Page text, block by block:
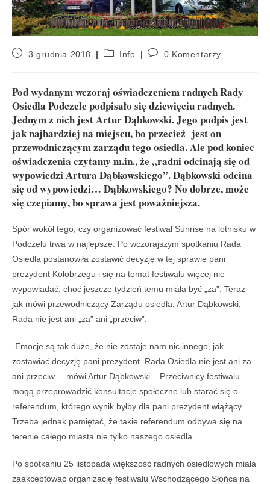
3 grudnia 2018 Info 0 Komentarzy
Pod wydanym wczoraj oświadczeniem radnych Rady
Osiedla Podczele podpisało się dziewięciu radnych.
Jednym z nich jest Artur Dąbkowski. Jego podpis jest
jak najbardziej na miejscu, bo przecież jest on
przewodniczącym zarządu tego osiedla. Ale pod koniec
oświadczenia czytamy m.in., że „radni odcinają się od
wypowiedzi Artura Dąbkowskiego”. Dąbkowski odcina
się od wypowiedzi… Dąbkowskiego? No dobrze, może
się czepiamy, bo sprawa jest poważniejsza.
Spór wokół tego, czy organizować festiwal Sunrise na lotnisku w
Podczelu trwa w najlepsze. Po wczorajszym spotkaniu Rada
Osiedla postanowiła zostawić decyzję w tej sprawie pani
prezydent Kołobrzegu i się na temat festiwalu więcej nie
wypowiadać, choć jeszcze tydzień temu miała być „za”. Teraz
jak mówi przewodniczący Zarządu osiedla, Artur Dąbkowski,
Rada nie jest ani „za” ani „przeciw”.
-Emocje są tak duże, że nie zostaje nam nic innego, jak
zostawiać decyzję pani prezydent. Rada Osiedla nie jest ani za
ani przeciw. – mówi Artur Dąbkowski – Przeciwnicy festiwalu
mogą przeprowadzić konsultacje społeczne lub starać się o
referendum, którego wynik byłby dla pani prezydent wiążący.
Trzeba jednak pamiętać, że takie referendum odbywa się na
terenie całego miasta nie tylko naszego osiedla.
Po spotkaniu 25 listopada większość radnych osiedlowych miała
zaakceptować organizację festiwalu Wschodzącego Słońca na